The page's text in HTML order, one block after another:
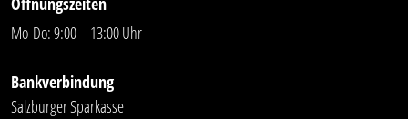
Mo-Do: 9:00 – 13:00 Uhr
Bankverbindung
Salzburger Sparkasse